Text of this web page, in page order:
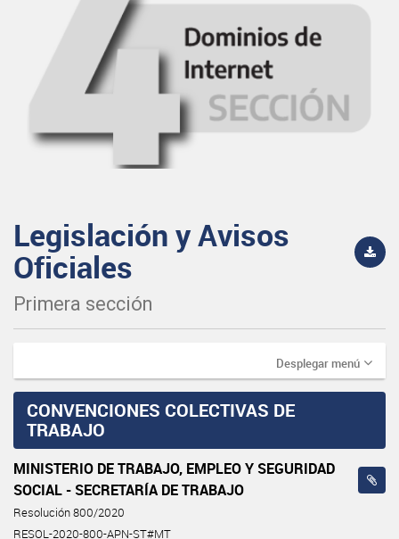
Legislación y Avisos
Oficiales
Primera sección
Desplegar menú
CONVENCIONES COLECTIVAS DE
TRABAJO
MINISTERIO DE TRABAJO, EMPLEO Y SEGURIDAD
SOCIAL - SECRETARÍA DE TRABAJO
Resolución 800/2020
RESOL-2020-800-APN-ST#MT